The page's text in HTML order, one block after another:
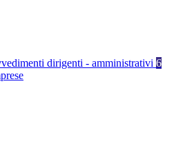
dirigenti - amministrativi 6